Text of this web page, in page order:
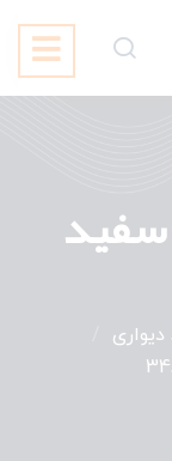
سفید